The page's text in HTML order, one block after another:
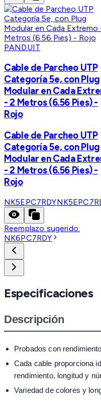
PANDUIT
Cable de Parcheo UTP
Categoría 5e, con Plug
Modular en Cada
- 2 Metros (6.56 Pies) -
Rojo
Cable de Parcheo UTP
Categoría 5e, con Plug
Modular en Cada
- 2 Metros (6.56 Pies) -
Rojo
NK5EPC7RDY
Reemplazo sugerido:
NK6PC7RDY
Especificaciones
Descripción
Probados con
Cada cable proporciona
rendimiento, longitud y
Variedad de colores y